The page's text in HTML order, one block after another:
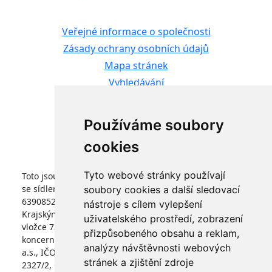
Používáme soubory
cookies
Tyto webové stránky používají
soubory cookies a další sledovací
nástroje s cílem vylepšení
uživatelského prostředí, zobrazení
přizpůsobeného obsahu a reklam,
analýzy návštěvnosti webových
stránek a zjištění zdroje
Veřejné informace o společnosti
Zásady ochrany osobních údajů
Mapa stránek
Vyhledávání
Informace pro studenty
Nastavení cookies
Toto jsou internetové stránky společnosti FARMTEC a.s.,
se sídlem Jistebnice, Tisová 326, PSČ 391 33, IČO
63908522, zapsané v obchodním rejstříku vedeném
Krajským soudem v Českých Budějovicích, v oddílu B,
vložce 736. Společnost FARMTEC a.s., je členem
koncernu AGROFERT řízeného společností AGROFERT,
a.s., IČO 26185610, se sídlem na adrese Pyšelská
2327/2, Chodov, 149 00 Praha 4.